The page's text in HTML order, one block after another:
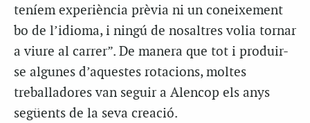
teníem experiència prèvia ni un coneixement
bo de l’idioma, i ningú de nosaltres volia tornar
a viure al carrer”. De manera que tot i produir-
se algunes d’aquestes rotacions, moltes
treballadores van seguir a Alencop els anys
següents de la seva creació.